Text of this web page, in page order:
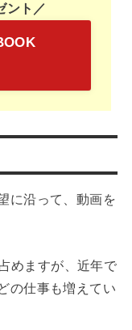
ント／
に沿って、動画を
めますが、近年で
の仕事も増えてい